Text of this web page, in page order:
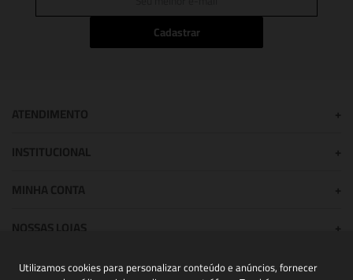
Utilizamos cookies para personalizar conteúdo e anúncios, fornecer
Cadastrar
NOSSAS LOJAS
+